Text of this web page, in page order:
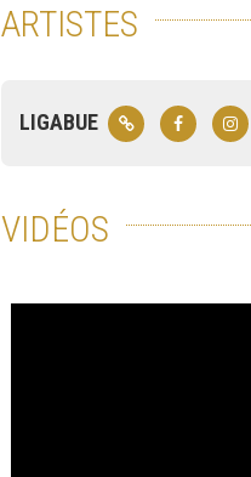
ARTISTES
LIGABUE
VIDÉOS